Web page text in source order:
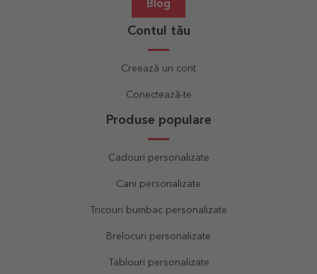
Blog
Contul tău
Creează un cont
Conectează-te
Produse populare
Cadouri personalizate
Cani personalizate
Tricouri bumbac personalizate
Brelocuri personalizate
Tablouri personalizate